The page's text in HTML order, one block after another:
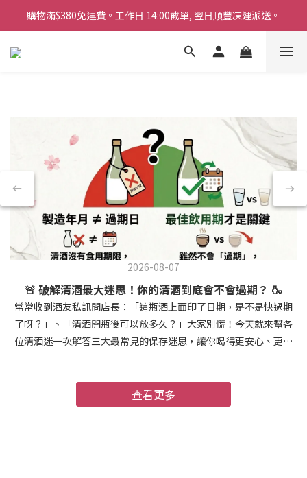
購物滿$380免運費。工作日 14:00截單, 翌日順豐凍運派送。
購物滿$380免運費。工作日 14:00截單, 翌日順豐凍運派送。
「720ml 清酒自由配 (Mix & Match)」$698 任選 4 支
2026-08-07
🚨 破解清酒最大迷思！你的清酒到底會不會過期？ 🍶
常常收到酒友私訊問店長：「這瓶酒上面印了日期，是不是快過期
了呀？」、「清酒開瓶後可以放多久？」大家別慌！今天就來幫各
位清酒迷一次解答三大最常見的保存迷思，讓你喝得更安心、更專
喔！因為清酒含有一定的酒精濃度，本身具備殺菌作用，所以沒有
絕對的過期限制。 ❓ 迷思二：買回家的清酒該怎麼保存？ 💡 正解：
查看更多